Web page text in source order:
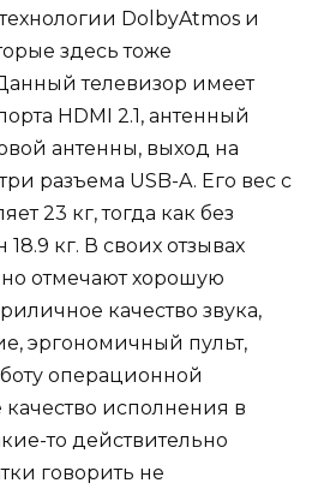
DolbyAtmos и
здесь тоже
телевизор имеет
HDMI 2.1, антенный
антенны, выход на
разъема USB-A. Его вес с
23 кг, тогда как без
кг. В своих отзывах
отмечают хорошую
качество звука,
эргономичный пульт,
операционной
исполнения в
то действительно
говорить не